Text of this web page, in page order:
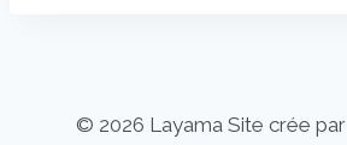
© 2026 Layama Site crée par